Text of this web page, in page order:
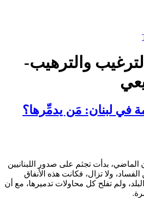
والترهيب-
في لبنان: مَن يدمِّرها؟
بدأت تجثم على صدور اللبنانيين
ولا تزال، فكانت هذه الأَنفاق
ولم تفلح كل محاولات تدميرها، مع أن